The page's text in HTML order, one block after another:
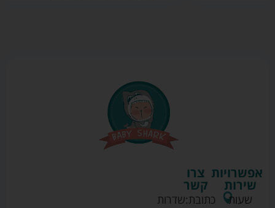
צרו
קשר
כתובת:שדרות
אפשרויות
שירות
שעות